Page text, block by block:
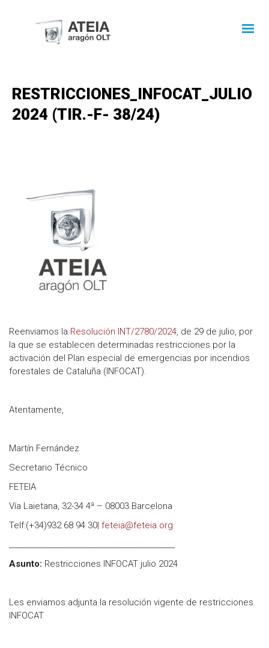
RESTRICCIONES_INFOCAT_JULIO
2024 (TIR.-F- 38/24)
Reenviamos la Resolución INT/2780/2024, de 29 de julio, por
la que se establecen determinadas restricciones por la
activación del Plan especial de emergencias por incendios
forestales de Cataluña (INFOCAT).
Atentamente,
Martín Fernández
Secretario Técnico
FETEIA
Vía Laietana, 32-34 4ª – 08003 Barcelona
Telf:(+34)932 68 94 30| feteia@feteia.org
Asunto: Restricciones INFOCAT julio 2024
Les enviamos adjunta la resolución vigente de restricciones
INFOCAT